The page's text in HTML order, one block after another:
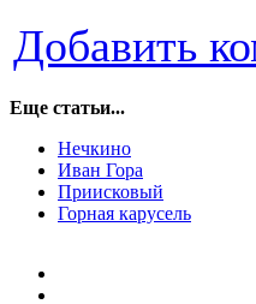
Добавить
Еще статьи...
Нечкино
Иван Гора
Приисковый
Горная карусель